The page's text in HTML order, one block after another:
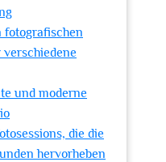
fotografischen
und moderne
die die
hervorheben